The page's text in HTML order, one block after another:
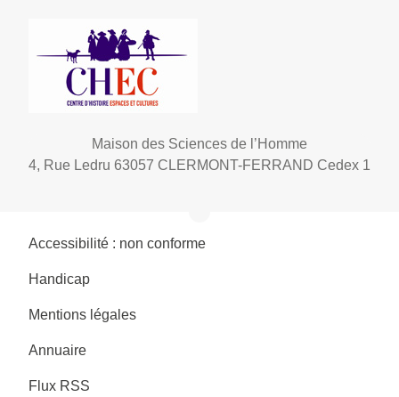
Maison des Sciences de l’Homme
4, Rue Ledru 63057 CLERMONT-FERRAND Cedex 1
Accessibilité : non conforme
Handicap
Mentions légales
Annuaire
Flux RSS